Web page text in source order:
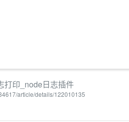
打印_node日志插件
article/details/122010135